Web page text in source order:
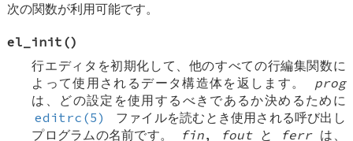
次の関数が利用可能です。
el_init ()
行エディタを初期化して、他のすべての行編集関数に
よって使用されるデータ構造体を返します。 prog
は、どの設定を使用するべきであるか決めるために
editrc(5)
ファイルを読むとき使用される呼び出し
プログラムの名前です。
fin, foutと ferrは、